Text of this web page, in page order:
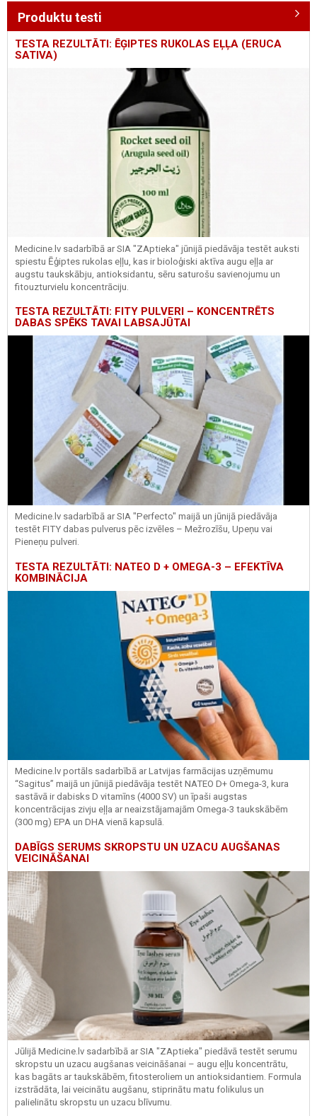
Produktu testi
TESTA REZULTĀTI: ĒĢIPTES RUKOLAS EĻĻA (ERUCA
SATIVA)
Medicine.lv sadarbībā ar SIA "ZAptieka" jūnijā piedāvāja testēt auksti
spiestu Ēģiptes rukolas eļļu, kas ir bioloģiski aktīva augu eļļa ar
augstu taukskābju, antioksidantu, sēru saturošu savienojumu un
fitouzturvielu koncentrāciju.
TESTA REZULTĀTI: FITY PULVERI – KONCENTRĒTS
DABAS SPĒKS TAVAI LABSAJŪTAI
Medicine.lv sadarbībā ar SIA "Perfecto" maijā un jūnijā piedāvāja
testēt FITY dabas pulverus pēc izvēles – Mežrozīšu, Upeņu vai
Pieneņu pulveri.
TESTA REZULTĀTI: NATEO D + OMEGA-3 – EFEKTĪVA
KOMBINĀCIJA
Medicine.lv portāls sadarbībā ar Latvijas farmācijas uzņēmumu
“Sagitus” maijā un jūnijā piedāvāja testēt NATEO D+ Omega-3, kura
sastāvā ir dabisks D vitamīns (4000 SV) un īpaši augstas
koncentrācijas zivju eļļa ar neaizstājamajām Omega-3 taukskābēm
(300 mg) EPA un DHA vienā kapsulā.
DABĪGS SERUMS SKROPSTU UN UZACU AUGŠANAS
VEICINĀŠANAI
Jūlijā Medicine.lv sadarbībā ar SIA "ZAptieka" piedāvā testēt serumu
skropstu un uzacu augšanas veicināšanai – augu eļļu koncentrātu,
kas bagāts ar taukskābēm, fitosteroliem un antioksidantiem. Formula
izstrādāta, lai veicinātu augšanu, stiprinātu matu folikulus un
palielinātu skropstu un uzacu blīvumu.